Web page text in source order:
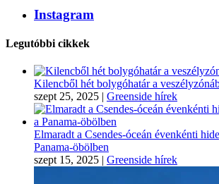
Instagram
Legutóbbi cikkek
Kilencből hét bolygóhatár a
szept 25, 2025 | Greenside hírek
Elmaradt a Csendes-óceán évenkénti
Panama-öbölben
szept 15, 2025 | Greenside hírek